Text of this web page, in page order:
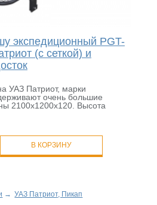
экспедиционный PGT-
(с сеткой) и
УАЗ Патриот, марки
очень большие
2100х1200х120. Высота
В КОРЗИНУ
→ УАЗ Патриот, Пикап